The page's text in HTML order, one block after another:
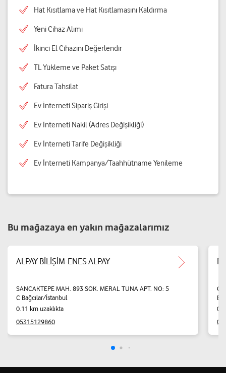
Hat Kısıtlama ve Hat Kısıtlamasını Kaldırma
Yeni Cihaz Alımı
İkinci El Cihazını Değerlendir
TL Yükleme ve Paket Satışı
Fatura Tahsilat
Ev İnterneti Sipariş Girişi
Ev İnterneti Nakil (Adres Değişikliği)
Ev İnterneti Tarife Değişikliği
Ev İnterneti Kampanya/Taahhütname Yenileme
Bu mağazaya en yakın mağazalarımız
ALPAY BİLİŞİM-ENES ALPAY
SANCAKTEPE MAH. 893 SOK. MERAL TUNA APT. NO: 5
C Bağcılar/İstanbul
0.11 km uzaklıkta
05315129860